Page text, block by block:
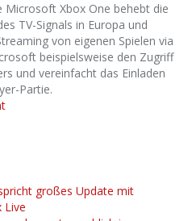
Xbox One behebt die
TV-Signals in Europa und
von eigenen Spielen via
beispielsweise den Zugriff
und vereinfacht das Einladen
Partie.
großes Update mit
Live